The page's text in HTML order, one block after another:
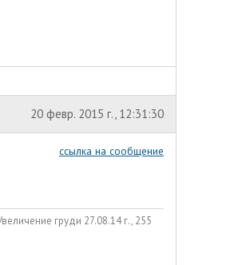
20 февр. 2015 г., 12:31:30
ссылка на сообщение
груди 27.08.14 г., 255